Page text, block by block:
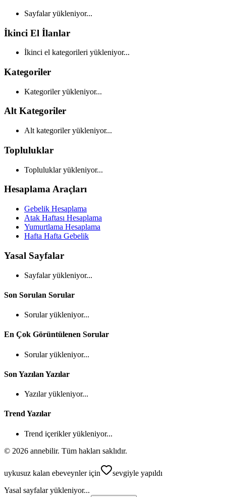
Sayfalar yükleniyor...
İkinci El İlanlar
İkinci el kategorileri yükleniyor...
Kategoriler
Kategoriler yükleniyor...
Alt Kategoriler
Alt kategoriler yükleniyor...
Topluluklar
Topluluklar yükleniyor...
Hesaplama Araçları
Gebelik Hesaplama
Atak Haftası Hesaplama
Yumurtlama Hesaplama
Hafta Hafta Gebelik
Yasal Sayfalar
Sayfalar yükleniyor...
Son Sorulan Sorular
Sorular yükleniyor...
En Çok Görüntülenen Sorular
Sorular yükleniyor...
Son Yazılan Yazılar
Yazılar yükleniyor...
Trend Yazılar
Trend içerikler yükleniyor...
© 2026 annebilir. Tüm hakları saklıdır.
uykusuz kalan ebeveynler için
sevgiyle yapıldı
Yasal sayfalar yükleniyor...